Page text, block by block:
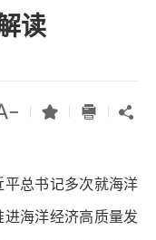
读
  
总书记多次就海洋
海洋经济高质量发